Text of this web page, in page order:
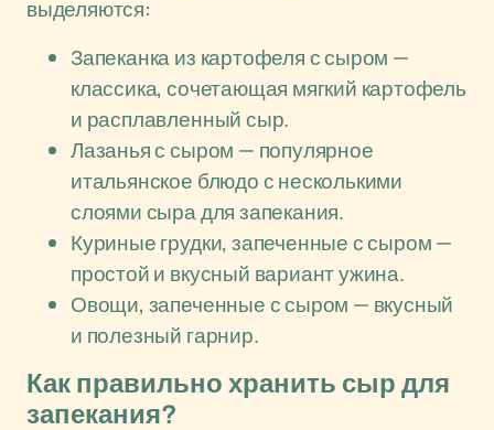
выделяются:
Запеканка из картофеля с сыром —
классика, сочетающая мягкий картофель
и расплавленный сыр.
Лазанья с сыром — популярное
итальянское блюдо с несколькими
слоями сыра для запекания.
Куриные грудки, запеченные с сыром —
простой и вкусный вариант ужина.
Овощи, запеченные с сыром — вкусный
и полезный гарнир.
Как правильно хранить сыр для
запекания?